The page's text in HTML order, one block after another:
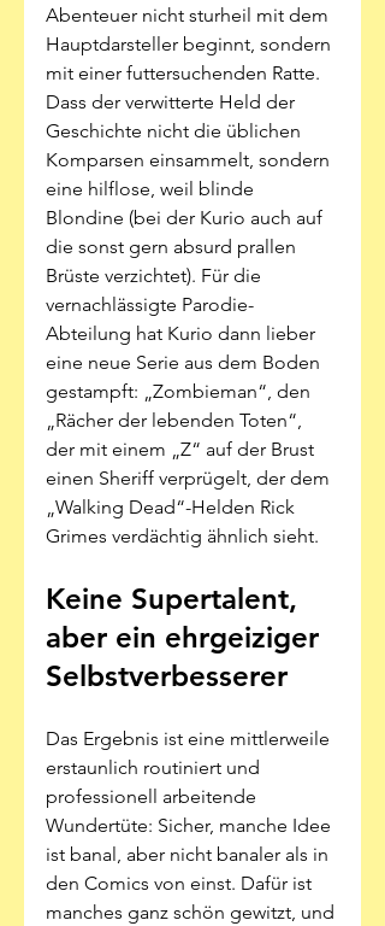
Abenteuer nicht sturheil mit dem
Hauptdarsteller beginnt, sondern
mit einer futtersuchenden Ratte.
Dass der verwitterte Held der
Geschichte nicht die üblichen
Komparsen einsammelt, sondern
eine hilflose, weil blinde
Blondine (bei der Kurio auch auf
die sonst gern absurd prallen
Brüste verzichtet). Für die
vernachlässigte Parodie-
Abteilung hat Kurio dann lieber
eine neue Serie aus dem Boden
gestampft: „Zombieman“, den
„Rächer der lebenden Toten“,
der mit einem „Z“ auf der Brust
einen Sheriff verprügelt, der dem
„Walking Dead“-Helden Rick
Grimes verdächtig ähnlich sieht.
Keine Supertalent,
aber ein ehrgeiziger
Selbstverbesserer
Das Ergebnis ist eine mittlerweile
erstaunlich routiniert und
professionell arbeitende
Wundertüte: Sicher, manche Idee
ist banal, aber nicht banaler als in
den Comics von einst. Dafür ist
manches ganz schön gewitzt, und